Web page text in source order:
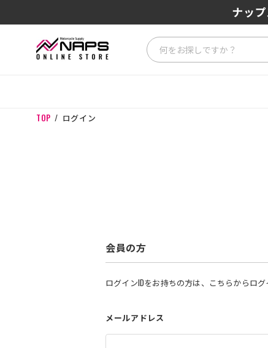
ナッ
TOP ログイン
会員の方
ログインIDをお持ちの方は、こちらからログ
メールアドレス